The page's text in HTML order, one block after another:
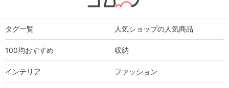
タグ一覧 人気ショップの人気商品
100均おすすめ 収納
インテリア ファッション